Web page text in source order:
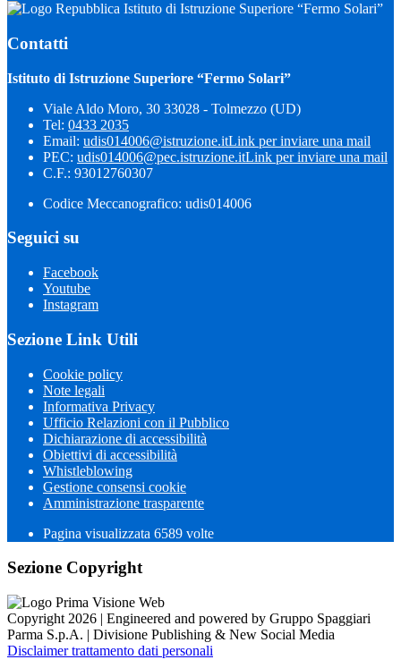
Istituto di Istruzione Superiore “Fermo Solari”
Contatti
Istituto di Istruzione Superiore “Fermo Solari”
Viale Aldo Moro, 30 33028 - Tolmezzo (UD)
Tel: 0433 2035
Email: udis014006@istruzione.itLink per inviare una mail
PEC: udis014006@pec.istruzione.itLink per inviare una mail
C.F.: 93012760307
Codice Meccanografico: udis014006
Seguici su
Facebook
Youtube
Instagram
Sezione Link Utili
Cookie policy
Note legali
Informativa Privacy
Ufficio Relazioni con il Pubblico
Dichiarazione di accessibilità
Obiettivi di accessibilità
Whistleblowing
Gestione consensi cookie
Amministrazione trasparente
Pagina visualizzata 6589 volte
Sezione Copyright
Copyright 2026 | Engineered and powered by Gruppo Spaggiari
Parma S.p.A. | Divisione Publishing & New Social Media
Disclaimer trattamento dati personali